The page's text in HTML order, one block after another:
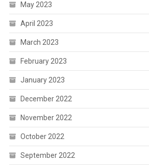
May 2023
April 2023
March 2023
February 2023
January 2023
December 2022
November 2022
October 2022
September 2022